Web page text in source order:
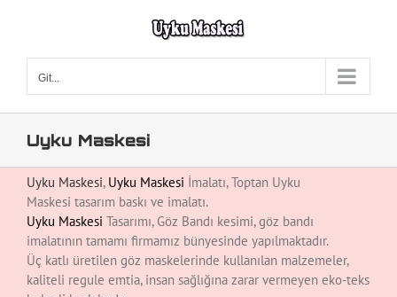
Git...
Uyku Maskesi
Uyku Maskesi, Uyku Maskesi İmalatı, Toptan Uyku
Maskesi tasarım baskı ve imalatı.
Uyku Maskesi Tasarımı, Göz Bandı kesimi, göz bandı
imalatının tamamı firmamız bünyesinde yapılmaktadır.
Üç katlı üretilen göz maskelerinde kullanılan malzemeler,
kaliteli regule emtia, insan sağlığına zarar vermeyen eko-teks